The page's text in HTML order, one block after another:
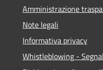
Amministrazione
Note legali
Informativa privacy
Whistleblowing -